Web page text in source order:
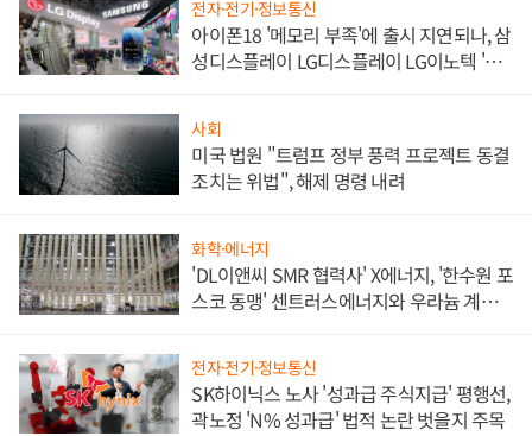
전자·전기·정보통신
아이폰18 '메모리 부족'에 출시 지연되나, 삼
성디스플레이 LG디스플레이 LG이노텍 '탈
사회
미국 법원 "트럼프 정부 풍력 프로젝트 동결
조치는 위법", 해제 명령 내려
화학·에너지
'DL이앤씨 SMR 협력사' X에너지, '한수원 포
스코 동맹' 센트러스에너지와 우라늄 계약
전자·전기·정보통신
SK하이닉스 노사 '성과급 주식지급' 평행선,
곽노정 'N% 성과급' 법적 논란 벗을지 주목